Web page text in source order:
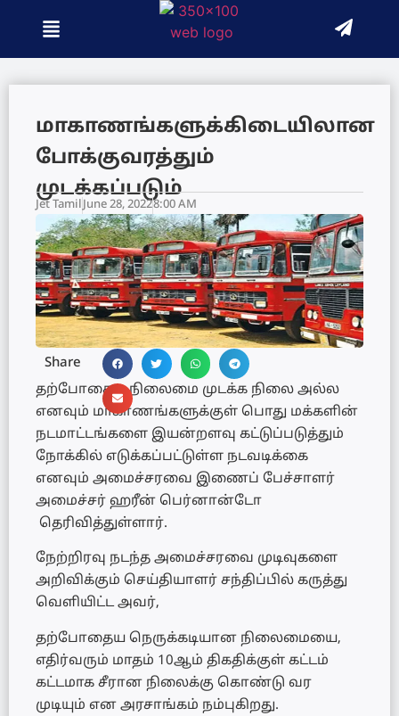
மாகாணங்களுக்கிடையிலான
போக்குவரத்தும்
முடக்கப்படும்
Jet Tamil June 28, 20228:00 AM
Share
தற்போதைய நிலைமை முடக்க நிலை அல்ல
எனவும் மாகாணங்களுக்குள் பொது மக்களின்
நடமாட்டங்களை இயன்றளவு கட்டுப்படுத்தும்
நோக்கில் எடுக்கப்பட்டுள்ள நடவடிக்கை
எனவும் அமைச்சரவை இணைப் பேச்சாளர்
அமைச்சர் ஹரீன் பெர்னான்டோ
தெரிவித்துள்ளார்.
நேற்றிரவு நடந்த அமைச்சரவை முடிவுகளை
அறிவிக்கும் செய்தியாளர் சந்திப்பில் கருத்து
வெளியிட்ட அவர்,
தற்போதைய நெருக்கடியான நிலைமையை,
எதிர்வரும் மாதம் 10ஆம் திகதிக்குள் கட்டம்
கட்டமாக சீரான நிலைக்கு கொண்டு வர
முடியும் என அரசாங்கம் நம்புகிறது.